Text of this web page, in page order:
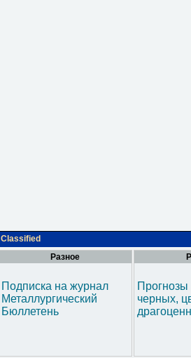
Classified
Разное
Подписка на журнал
Металлургический
Бюллетень
черных,